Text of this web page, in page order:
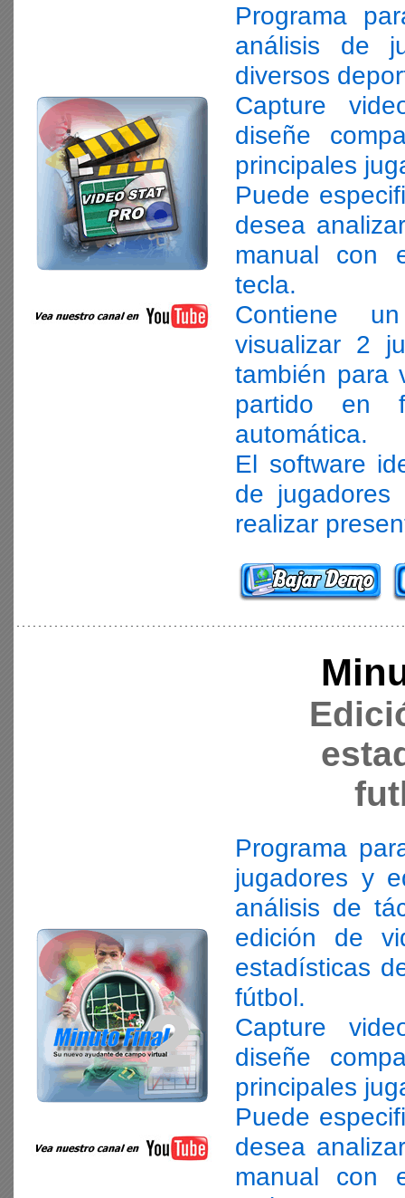
Programa
análisis de
diversos
Capture
diseñe
principales
Puede
desea
manual con
tecla.
Contiene
visualizar 2
también para
partido en
automática.
El software
de
realizar
Programa
jugadores y
análisis de
edición de
estadísticas
fútbol.
Capture
diseñe
principales
Puede
desea
manual con